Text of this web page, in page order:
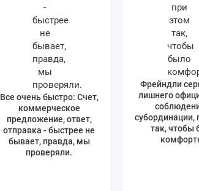
Все очень быстро: Счет,
коммерческое
предложение, ответ,
отправка - быстрее не
бывает, правда, мы
проверяли.
Фрейндли
лишнего
субординации,
так, чтобы